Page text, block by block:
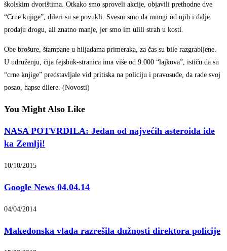
školskim dvorištima. Otkako smo sproveli akcije, objavili prethodne dve
“Crne knjige”, dileri su se povukli. Svesni smo da mnogi od njih i dalje
prodaju drogu, ali znatno manje, jer smo im ulili strah u kosti.
Obe brošure, štampane u hiljadama primeraka, za čas su bile razgrabljene.
U udruženju, čija fejsbuk-stranica ima više od 9.000 “lajkova”, ističu da su
“crne knjige” predstavljale vid pritiska na policiju i pravosuđe, da rade svoj
posao, hapse dilere. (Novosti)
You Might Also Like
NASA POTVRDILA: Jedan od najvećih asteroida ide
ka Zemlji!
10/10/2015
Google News 04.04.14
04/04/2014
Makedonska vlada razrešila dužnosti direktora policije